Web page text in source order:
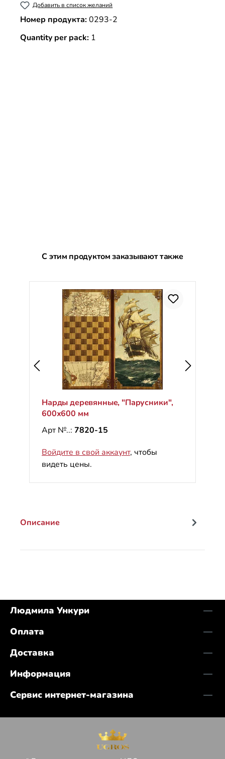
Добавить в список желаний
Номер продукта:0293-2
Quantity per pack: 1
Пропустить галерею продуктов
С этим продуктом заказывают также
Нарды деревянные, "Парусники",
600х600 мм
Арт №..: 7820-15
Войдите в свой аккаунт, чтобы
видеть цены.
Описание
Людмила Ункури
Оплата
Доставка
Информация
Сервис интернет-магазина